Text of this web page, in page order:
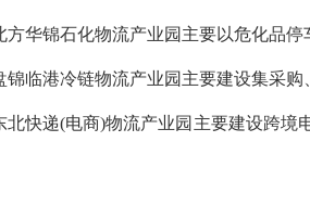
石化物流产业园主要以危化品停车
港冷链物流产业园主要建设集采购、
(电商)物流产业园主要建设跨境电